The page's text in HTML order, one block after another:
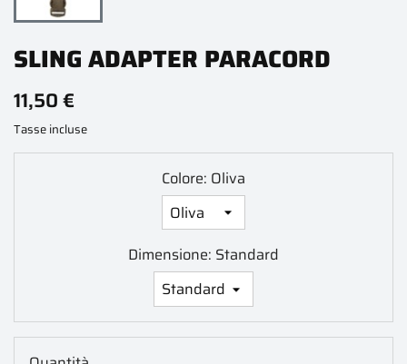
SLING ADAPTER PARACORD
11,50 €
Tasse incluse
Colore: Oliva
Dimensione: Standard